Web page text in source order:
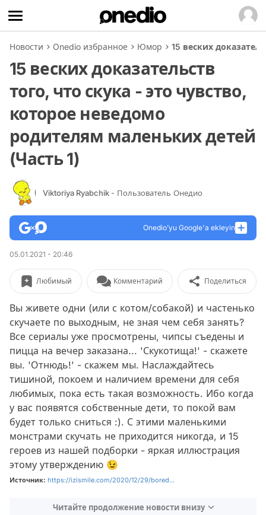
Новости Onedio избранное Юмор 15 веских
15 веских доказательств
того, что скука - это чувство,
которое неведомо
родителям маленьких детей
(Часть 1)
Viktoriya Ryabchik - Пользователь Онедио
Onedio’yu Google'a ekleyin
05.01.2021 - 20:46
Любимый Комментарий Поделиться
Вы живете одни (или с котом/собакой) и частенько
скучаете по выходным, не зная чем себя занять?
Все сериалы уже просмотрены, чипсы съедены и
пицца на вечер заказана... 'Скукотища!' - скажете
вы. 'Отнюдь!' - скажем мы. Наслаждайтесь
тишиной, покоем и наличием времени для себя
любимых, пока есть такая возможность. Ибо когда
у вас появятся собственные дети, то покой вам
будет только сниться :). С этими маленькими
монстрами скучать не приходится никогда, и 15
героев из нашей подборки - яркая иллюстрация
этому утверждению 😉
Источник: https://izismile.com/2020/12/29/bored...
Читайте продолжение новости внизу